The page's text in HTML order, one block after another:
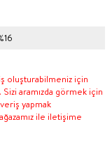
oluşturabilmeniz için
aramızda görmek için
yapmak
ile iletişime